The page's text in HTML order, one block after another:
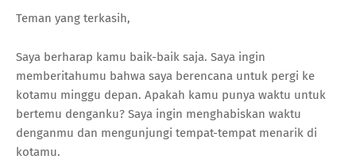
Teman yang terkasih,
Saya berharap kamu baik-baik saja. Saya ingin
memberitahumu bahwa saya berencana untuk pergi ke
kotamu minggu depan. Apakah kamu punya waktu untuk
bertemu denganku? Saya ingin menghabiskan waktu
denganmu dan mengunjungi tempat-tempat menarik di
kotamu.